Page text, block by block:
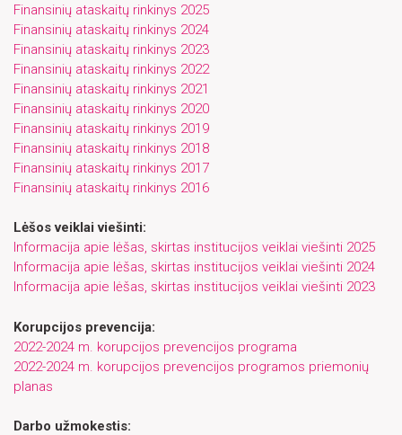
Finansinių ataskaitų rinkinys 2025
Finansinių ataskaitų rinkinys 2024
Finansinių ataskaitų rinkinys 2023
Finansinių ataskaitų rinkinys 2022
Finansinių ataskaitų rinkinys 2021
Finansinių ataskaitų rinkinys 2020
Finansinių ataskaitų rinkinys 2019
Finansinių ataskaitų rinkinys 2018
Finansinių ataskaitų rinkinys 2017
Finansinių ataskaitų rinkinys 2016
Lėšos veiklai viešinti:
Informacija apie lėšas, skirtas institucijos veiklai viešinti 2025
Informacija apie lėšas, skirtas institucijos veiklai viešinti 2024
Informacija apie lėšas, skirtas institucijos veiklai viešinti 2023
Korupcijos prevencija:
2022-2024 m. korupcijos prevencijos programa
2022-2024 m. korupcijos prevencijos programos priemonių
planas
Darbo užmokestis: